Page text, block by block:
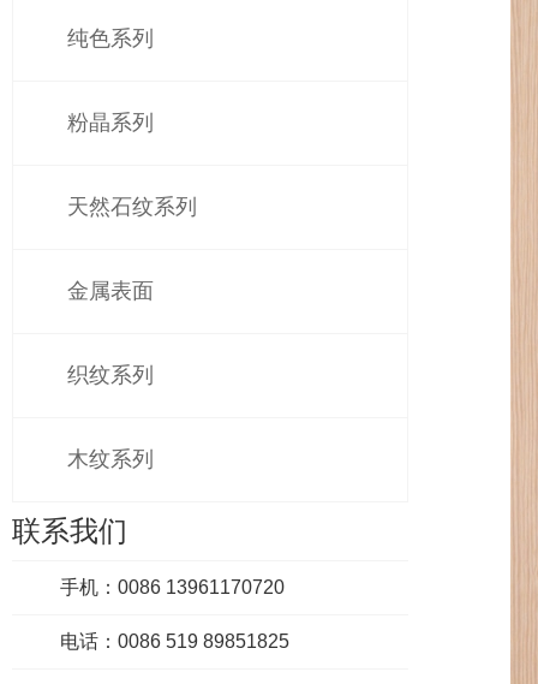
纯色系列
粉晶系列
天然石纹系列
金属表面
织纹系列
木纹系列
联系我们
手机：0086 13961170720
电话：0086 519 89851825